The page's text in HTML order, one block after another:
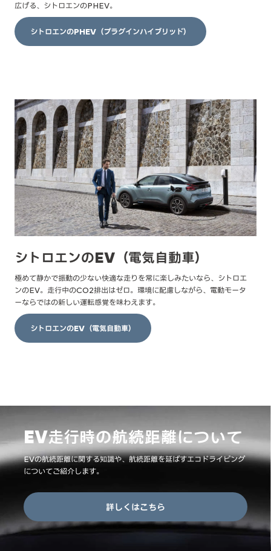
広げる、シトロエンのPHEV。
シトロエンのPHEV（プラグインハイブリッド）
シトロエンのEV（電気自動車）
極めて静かで振動の少ない快適な走りを常に楽しみたいなら、シトロエ
ンのEV。走行中のCO2排出はゼロ。環境に配慮しながら、電動モータ
ーならではの新しい運転感覚を味わえます。
シトロエンのEV（電気自動車）
EV走行時の航続距離について
EVの航続距離に関する知識や、航続距離を延ばすエコドライビング
についてご紹介します。
詳しくはこちら